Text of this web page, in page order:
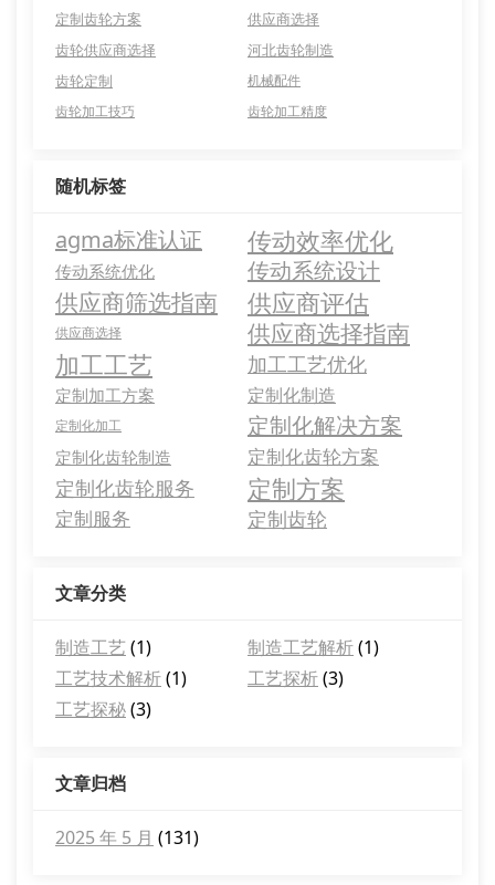
定制齿轮方案
供应商选择
齿轮供应商选择
河北齿轮制造
齿轮定制
机械配件
齿轮加工技巧
齿轮加工精度
随机标签
agma标准认证 传动效率优化
传动系统优化 传动系统设计
供应商筛选指南 供应商评估
供应商选择 供应商选择指南
加工工艺 加工工艺优化
定制加工方案 定制化制造
定制化加工 定制化解决方案
定制化齿轮制造 定制化齿轮方案
定制化齿轮服务 定制方案
定制服务 定制齿轮
文章分类
制造工艺(1) 制造工艺解析(1)
工艺技术解析(1) 工艺探析(3)
工艺探秘(3)
文章归档
2025 年 5 月 (131)